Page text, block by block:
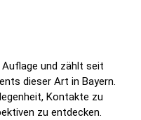
und zählt seit
dieser Art in Bayern.
Kontakte zu
zu entdecken.